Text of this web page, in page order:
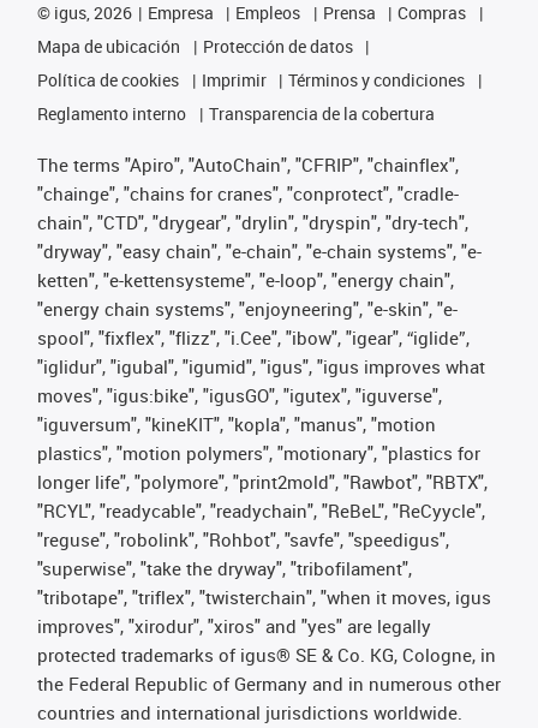
© igus, 2026 Empresa Empleos Prensa
Compras
Mapa de ubicación
Protección de datos
Política de cookies
Imprimir
Términos y condiciones
Reglamento interno
Transparencia de la cobertura
The terms "Apiro", "AutoChain", "CFRIP", "chainflex",
"chainge", "chains for cranes", "conprotect", "cradle-
chain", "CTD", "drygear", "drylin", "dryspin", "dry-tech",
"dryway", "easy chain", "e-chain", "e-chain systems", "e-
ketten", "e-kettensysteme", "e-loop", "energy chain",
"energy chain systems", "enjoyneering", "e-skin", "e-
spool", "fixflex", "flizz", "i.Cee", "ibow", "igear", “iglide”,
"iglidur", "igubal", "igumid", "igus", "igus improves what
moves", "igus:bike", "igusGO", "igutex", "iguverse",
"iguversum", "kineKIT", "kopla", "manus", "motion
plastics", "motion polymers", "motionary", "plastics for
longer life", "polymore", "print2mold", "Rawbot", "RBTX",
"RCYL", "readycable", "readychain", "ReBeL", "ReCyycle",
"reguse", "robolink", "Rohbot", "savfe", "speedigus",
"superwise", "take the dryway", "tribofilament",
"tribotape", "triflex", "twisterchain", "when it moves, igus
improves", "xirodur", "xiros" and "yes" are legally
protected trademarks of igus® SE & Co. KG, Cologne, in
the Federal Republic of Germany and in numerous other
countries and international jurisdictions worldwide.